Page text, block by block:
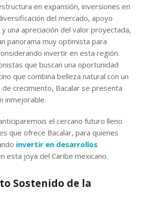
en expansión, inversiones en
del mercado, apoyo
una apreciación del valor proyectada,
panorama muy optimista para
invertir en esta región.
que buscan una oportunidad
que combina belleza natural con un
crecimiento, Bacalar se presenta
inmejorable.
el cercano futuro lleno
que ofrece Bacalar, para quienes
invertir en desarrollos
esta joya del Caribe mexicano.
Sostenido de la